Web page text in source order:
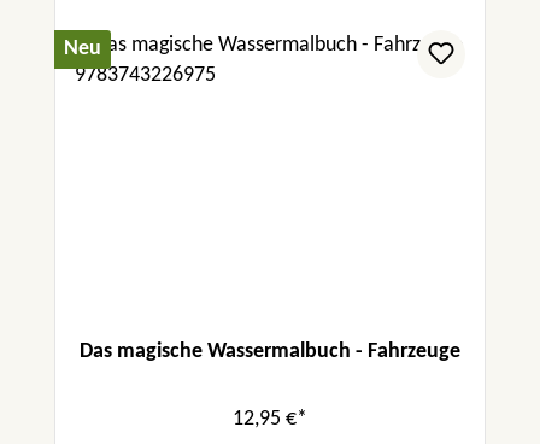
Neu
Das magische Wassermalbuch - Fahrzeuge
12,95 €*